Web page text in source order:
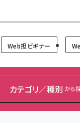
Web担ビギナー
カテゴリ／種別 から
＼ 8月27日開催、申
2026」開催！